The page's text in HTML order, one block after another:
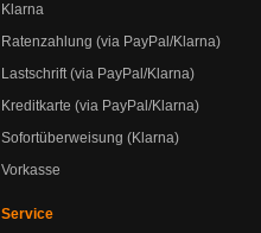
Klarna
Ratenzahlung (via PayPal/Klarna)
Lastschrift (via PayPal/Klarna)
Kreditkarte (via PayPal/Klarna)
Sofortüberweisung (Klarna)
Vorkasse
Service